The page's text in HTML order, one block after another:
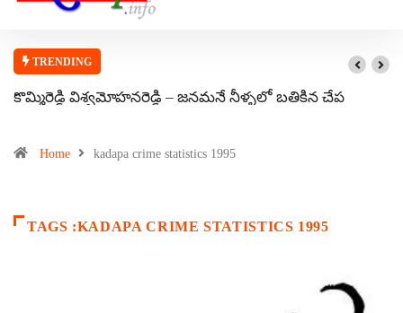
TRENDING
కొమ్మిరెడ్డి విశ్వమోహనరెడ్డి – జనమనే నీళ్ళలో బతికిన చేప
Home kadapa crime statistics 1995
TAGS :KADAPA CRIME STATISTICS 1995